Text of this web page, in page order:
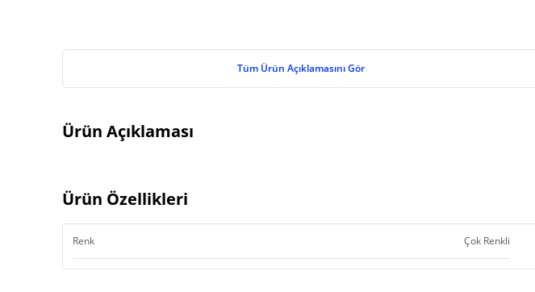
Tüm Ürün Açıklamasını Gör
Ürün Açıklaması
Ürün Özellikleri
Renk Çok Renkli